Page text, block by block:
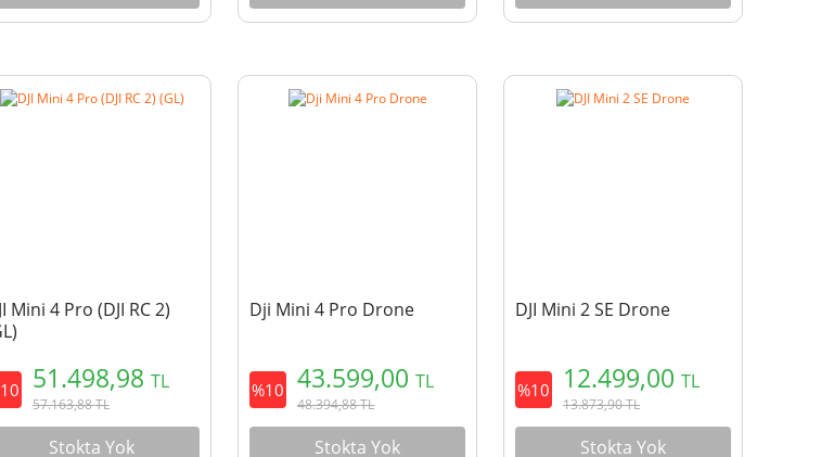
Mini 4 Pro (DJI RC 2)
51.498,98 TL
57.163,88TL
Stokta Yok
Dji Mini 4 Pro Drone
%10 43.599,00TL
48.394,88TL
Stokta Yok
DJI Mini 2 SE Drone
%10 12.499,00TL
13.873,90TL
Stokta Yok